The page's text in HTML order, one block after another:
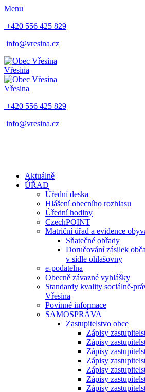
Menu
+420 556 425 829
info@vresina.cz
Vřesina
Vřesina
+420 556 425 829
info@vresina.cz
Aktuálně
ÚŘAD
Úřední deska
Hlášení obecního rozhlasu
Úřední hodiny
CzechPOINT
Matriční úřad a evidence
Sňatečné obřady
Doručování zásilek
v sídle ohlašovny
e-podatelna
Obecně závazné vyhlášky
Standardy kvality sociálně-
Vřesina
Povinné informace
SAMOSPRÁVA
Zastupitelstvo obce
Zápisy
Zápisy
Zápisy
Zápisy
Zápisy
Zápisy
Zápisy